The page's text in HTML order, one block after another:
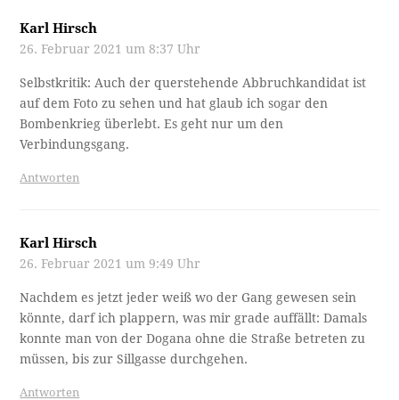
Karl Hirsch
26. Februar 2021 um 8:37 Uhr
Selbstkritik: Auch der querstehende Abbruchkandidat ist
auf dem Foto zu sehen und hat glaub ich sogar den
Bombenkrieg überlebt. Es geht nur um den
Verbindungsgang.
Antworten
Karl Hirsch
26. Februar 2021 um 9:49 Uhr
Nachdem es jetzt jeder weiß wo der Gang gewesen sein
könnte, darf ich plappern, was mir grade auffällt: Damals
konnte man von der Dogana ohne die Straße betreten zu
müssen, bis zur Sillgasse durchgehen.
Antworten